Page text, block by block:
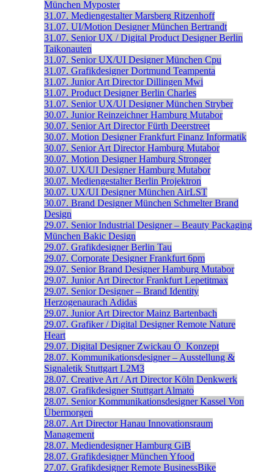
München Myposter
31.07. Mediengestalter Marsberg Ritzenhoff
31.07. UI/Motion Designer München Bertrandt
31.07. Senior UX / Digital Product Designer Berlin
Taikonauten
31.07. Senior UX/UI Designer München Cpu
31.07. Grafikdesigner Dortmund Teampenta
31.07. Junior Art Director Dillingen Mwi
31.07. Product Designer Berlin Charles
31.07. Senior UX/UI Designer München Stryber
30.07. Junior Reinzeichner Hamburg Mutabor
30.07. Senior Art Director Fürth Deerstreet
30.07. Motion Designer Frankfurt Finanz Informatik
30.07. Senior Art Director Hamburg Mutabor
30.07. Motion Designer Hamburg Stronger
30.07. UX/UI Designer Hamburg Mutabor
30.07. Mediengestalter Berlin Projektron
30.07. UX/UI Designer München AirLST
30.07. Brand Designer München Schmelter Brand
Design
29.07. Senior Industrial Designer – Beauty Packaging
München Bakic Design
29.07. Grafikdesigner Berlin Tau
29.07. Corporate Designer Frankfurt 6pm
29.07. Senior Brand Designer Hamburg Mutabor
29.07. Junior Art Director Frankfurt Lepetitmax
29.07. Senior Designer – Brand Identity
Herzogenaurach Adidas
29.07. Junior Art Director Mainz Bartenbach
29.07. Grafiker / Digital Designer Remote Nature
Heart
29.07. Digital Designer Zwickau Ö_Konzept
28.07. Kommunikationsdesigner – Ausstellung &
Signaletik Stuttgart L2M3
28.07. Creative Art / Art Director Köln Denkwerk
28.07. Grafikdesigner Stuttgart Almato
28.07. Senior Kommunikations­designer Kassel Von
Übermorgen
28.07. Art Director Hanau Innovationsraum
Management
28.07. Mediendesigner Hamburg GiB
28.07. Grafikdesigner München Yfood
27.07. Grafikdesigner Remote BusinessBike